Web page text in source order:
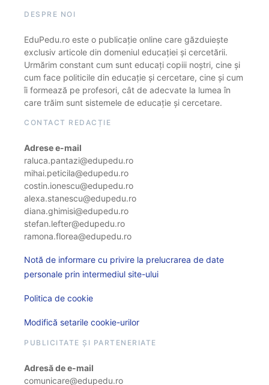
DESPRE NOI
EduPedu.ro este o publicație online care găzduiește
exclusiv articole din domeniul educației și cercetării.
Urmărim constant cum sunt educați copiii noștri, cine și
cum face politicile din educație și cercetare, cine și cum
îi formează pe profesori, cât de adecvate la lumea în
care trăim sunt sistemele de educație și cercetare.
CONTACT REDACȚIE
Adrese e-mail
raluca.pantazi@edupedu.ro
mihai.peticila@edupedu.ro
costin.ionescu@edupedu.ro
alexa.stanescu@edupedu.ro
diana.ghimisi@edupedu.ro
stefan.lefter@edupedu.ro
ramona.florea@edupedu.ro
Notă de informare cu privire la prelucrarea de date
personale prin intermediul site-ului
Politica de cookie
Modifică setarile cookie-urilor
PUBLICITATE ȘI PARTENERIATE
Adresă de e-mail
comunicare@edupedu.ro